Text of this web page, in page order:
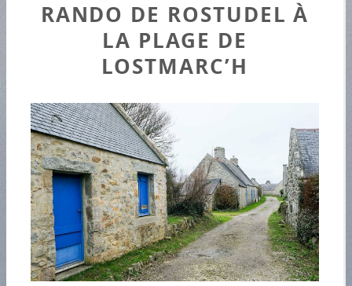
RANDO DE ROSTUDEL À
LA PLAGE DE
LOSTMARC’H